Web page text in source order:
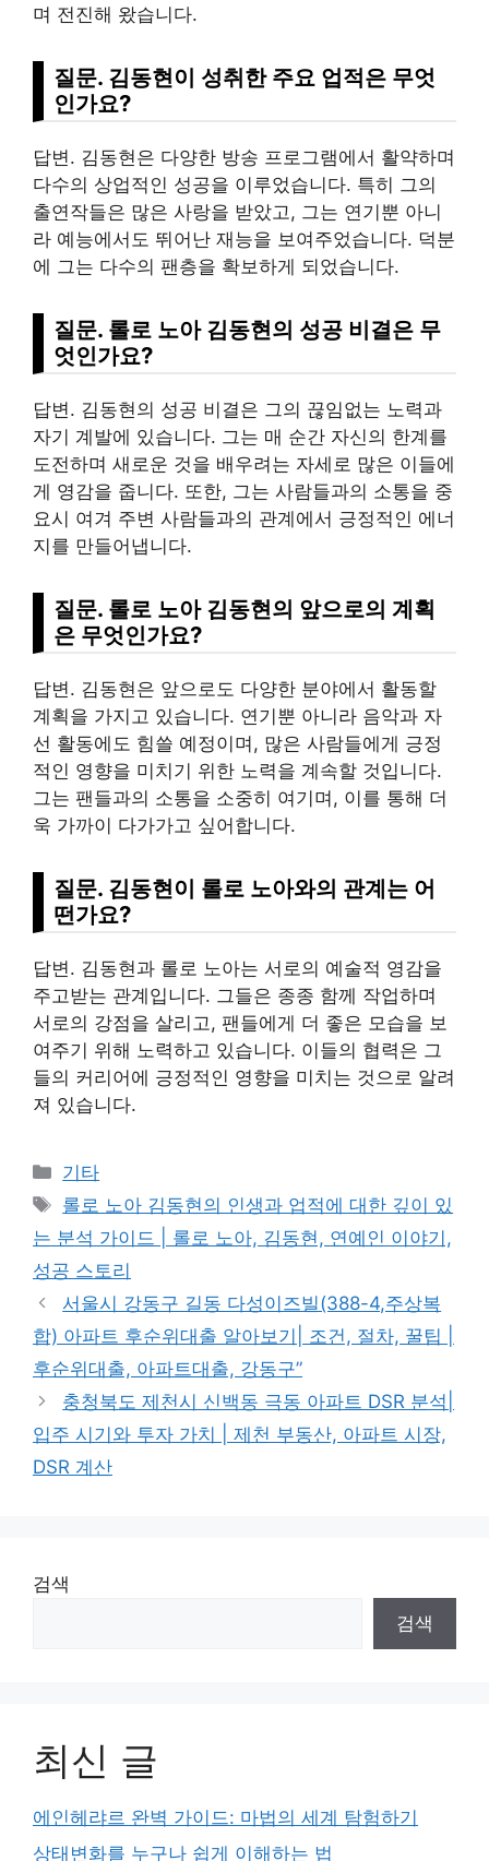
며 전진해 왔습니다.
질문. 김동현이 성취한 주요 업적은 무엇
인가요?
답변. 김동현은 다양한 방송 프로그램에서 활약하며
다수의 상업적인 성공을 이루었습니다. 특히 그의
출연작들은 많은 사랑을 받았고, 그는 연기뿐 아니
라 예능에서도 뛰어난 재능을 보여주었습니다. 덕분
에 그는 다수의 팬층을 확보하게 되었습니다.
질문. 롤로 노아 김동현의 성공 비결은 무
엇인가요?
답변. 김동현의 성공 비결은 그의 끊임없는 노력과
자기 계발에 있습니다. 그는 매 순간 자신의 한계를
도전하며 새로운 것을 배우려는 자세로 많은 이들에
게 영감을 줍니다. 또한, 그는 사람들과의 소통을 중
요시 여겨 주변 사람들과의 관계에서 긍정적인 에너
지를 만들어냅니다.
질문. 롤로 노아 김동현의 앞으로의 계획
은 무엇인가요?
답변. 김동현은 앞으로도 다양한 분야에서 활동할
계획을 가지고 있습니다. 연기뿐 아니라 음악과 자
선 활동에도 힘쓸 예정이며, 많은 사람들에게 긍정
적인 영향을 미치기 위한 노력을 계속할 것입니다.
그는 팬들과의 소통을 소중히 여기며, 이를 통해 더
욱 가까이 다가가고 싶어합니다.
질문. 김동현이 롤로 노아와의 관계는 어
떤가요?
답변. 김동현과 롤로 노아는 서로의 예술적 영감을
주고받는 관계입니다. 그들은 종종 함께 작업하며
서로의 강점을 살리고, 팬들에게 더 좋은 모습을 보
여주기 위해 노력하고 있습니다. 이들의 협력은 그
들의 커리어에 긍정적인 영향을 미치는 것으로 알려
져 있습니다.
Categories
기타
Tags
롤로 노아 김동현의 인생과 업적에 대한 깊이 있
는 분석 가이드 | 롤로 노아, 김동현, 연예인 이야기,
성공 스토리
서울시 강동구 길동 다성이즈빌(388-4,주상복
합) 아파트 후순위대출 알아보기| 조건, 절차, 꿀팁 |
후순위대출, 아파트대출, 강동구”
충청북도 제천시 신백동 극동 아파트 DSR 분석|
입주 시기와 투자 가치 | 제천 부동산, 아파트 시장,
DSR 계산
검색
검색
최신 글
에인헤랴르 완벽 가이드: 마법의 세계 탐험하기
상태변화를 누구나 쉽게 이해하는 법